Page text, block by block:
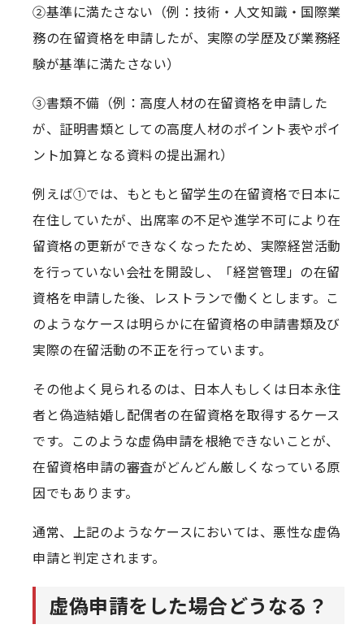
②基準に満たさない（例：技術・人文知識・国際業
務の在留資格を申請したが、実際の学歴及び業務経
験が基準に満たさない）
③書類不備（例：高度人材の在留資格を申請した
が、証明書類としての高度人材のポイント表やポイ
ント加算となる資料の提出漏れ）
例えば①では、もともと留学生の在留資格で日本に
在住していたが、出席率の不足や進学不可により在
留資格の更新ができなくなったため、実際経営活動
を行っていない会社を開設し、「経営管理」の在留
資格を申請した後、レストランで働くとします。こ
のようなケースは明らかに在留資格の申請書類及び
実際の在留活動の不正を行っています。
その他よく見られるのは、日本人もしくは日本永住
者と偽造結婚し配偶者の在留資格を取得するケース
です。このような虚偽申請を根絶できないことが、
在留資格申請の審査がどんどん厳しくなっている原
因でもあります。
通常、上記のようなケースにおいては、悪性な虚偽
申請と判定されます。
虚偽申請をした場合どうなる？